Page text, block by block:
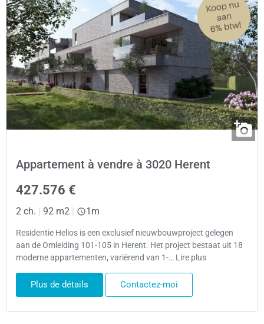
Appartement à vendre à 3020 Herent
427.576 €
2 ch. | 92 m2 | 1m
Residentie Helios is een exclusief nieuwbouwproject gelegen
aan de Omleiding 101-105 in Herent. Het project bestaat uit 18
moderne appartementen, variërend van 1-… Lire plus
Plus de détails Contactez-moi